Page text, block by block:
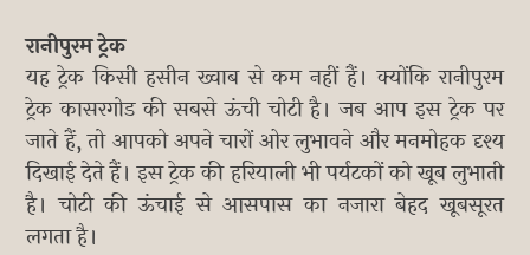
रानीपुरम ट्रेक
यह ट्रेक किसी हसीन ख्वाब से कम नहीं हैं। क्योंकि रानीपुरम
ट्रेक कासरगोड की सबसे ऊंची चोटी है। जब आप इस ट्रेक पर
जाते हैं, तो आपको अपने चारों ओर लुभावने और मनमोहक दृश्य
दिखाई देते हैं। इस ट्रेक की हरियाली भी पर्यटकों को खूब लुभाती
है। चोटी की ऊंचाई से आसपास का नजारा बेहद खूबसूरत
लगता है।